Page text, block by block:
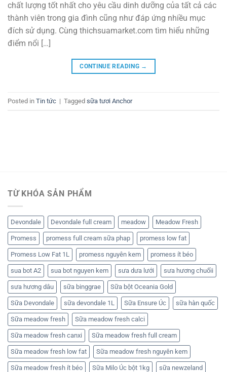
chất lượng tốt nhất cho yêu cầu dinh dưỡng của tất cả các
thành viên trong gia đình cũng như đáp ứng nhiều mục
đích sử dụng. Cùng thichsuamarket.com tìm hiểu những
điểm nổi […]
CONTINUE READING →
Posted in Tin tức | Tagged sữa tươi Anchor
TỪ KHÓA SẢN PHẨM
Devondale Devondale full cream meadow Meadow Fresh
Promess promess full cream sữa phap promess low fat
Promess Low Fat 1L promess nguyên kem promess ít béo
sua bot A2 sua bot nguyen kem sưa dưa lưới sưa hương chuốii
sưa hương dâu sữa binggrae Sữa bột Oceania Gold
Sữa Devondale sữa devondale 1L Sữa Ensure Úc sữa hàn quốc
Sữa meadow fresh Sữa meadow fresh calci
Sữa meadow fresh canxi Sữa meadow fresh full cream
Sữa meadow fresh low fat Sữa meadow fresh nguyên kem
Sữa meadow fresh ít béo Sữa Milo Úc bột 1kg sữa newzeland